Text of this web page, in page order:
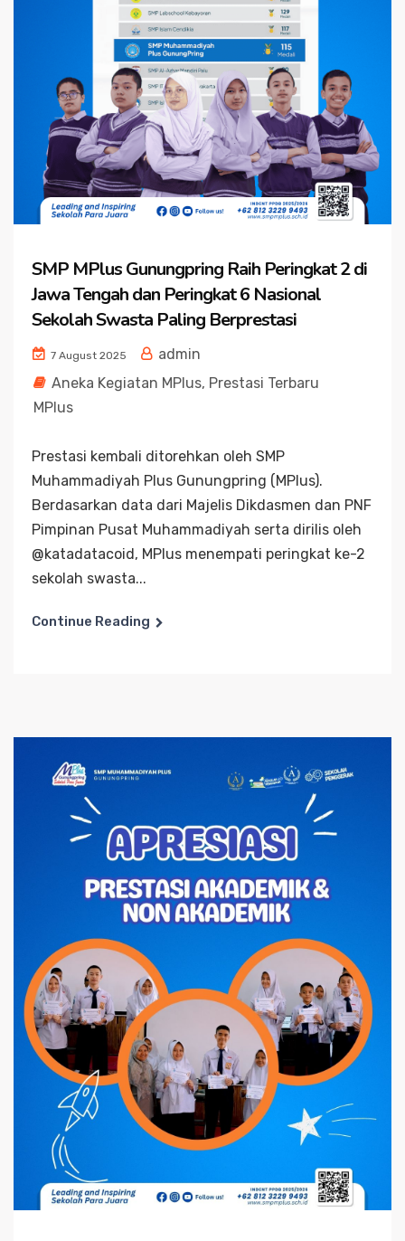
SMP MPlus Gunungpring Raih Peringkat 2 di
Jawa Tengah dan Peringkat 6 Nasional
Sekolah Swasta Paling Berprestasi
7 August 2025
admin
Aneka Kegiatan MPlus, Prestasi Terbaru
MPlus
Prestasi kembali ditorehkan oleh SMP
Muhammadiyah Plus Gunungpring (MPlus).
Berdasarkan data dari Majelis Dikdasmen dan PNF
Pimpinan Pusat Muhammadiyah serta dirilis oleh
@katadatacoid, MPlus menempati peringkat ke-2
sekolah swasta...
Continue Reading